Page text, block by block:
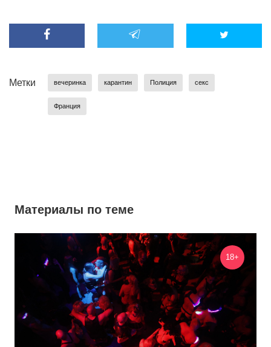
Метки вечеринка карантин Полиция секс
Франция
Материалы по теме
18+